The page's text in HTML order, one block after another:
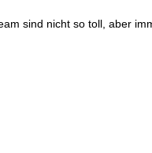
sind nicht so toll, aber